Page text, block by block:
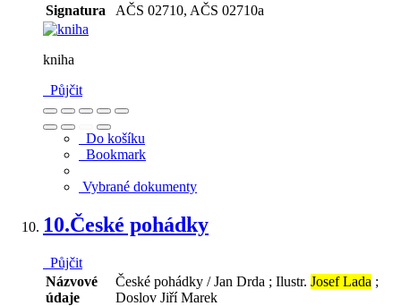
Signatura
AČS 02710, AČS 02710a
kniha
Půjčit
Do košíku
Bookmark
Vybrané dokumenty
10.České pohádky
Půjčit
Názvové
údaje
České pohádky / Jan Drda ; Ilustr. Josef Lada ;
Doslov Jiří Marek